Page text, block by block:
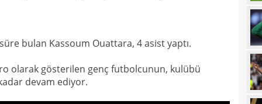
bulan Kassoum Ouattara, 4 asist yaptı.
olarak gösterilen genç futbolcunun, kulübü
devam ediyor.
Ligi